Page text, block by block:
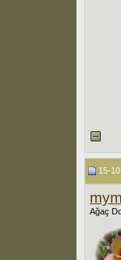
15-
Ağaç